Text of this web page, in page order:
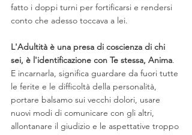
fatto i doppi turni per fortificarsi e rendersi
conto che adesso toccava a lei.
L'Adultità è una presa di coscienza di chi
sei, è l'identificazione con Te stessa, Anima.
E incarnarla, significa guardare da fuori tutte
le ferite e le difficoltà della personalità,
portare balsamo sui vecchi dolori, usare
nuovi modi di comunicare con gli altri,
allontanare il giudizio e le aspettative troppo